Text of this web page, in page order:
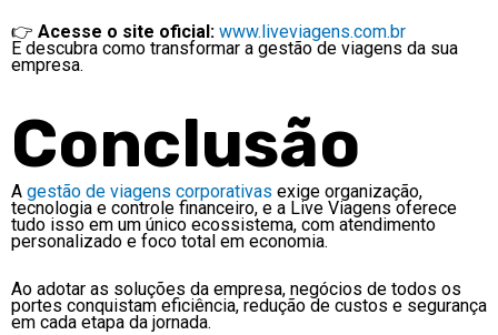
👉 Acesse o site oficial: www.liveviagens.com.br
E descubra como transformar a gestão de viagens da sua
empresa.
Conclusão
A gestão de viagens corporativas exige organização,
tecnologia e controle financeiro, e a Live Viagens oferece
tudo isso em um único ecossistema, com atendimento
personalizado e foco total em economia.
Ao adotar as soluções da empresa, negócios de todos os
portes conquistam eficiência, redução de custos e segurança
em cada etapa da jornada.